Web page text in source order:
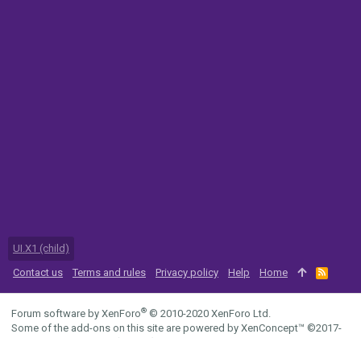
UI.X1 (child)
Contact us
Terms and rules Privacy policy Help Home
R
S
S
Forum software by XenForo® © 2010-2020 XenForo Ltd.
Some of the add-ons on this site are powered by XenConcept™ ©2017-